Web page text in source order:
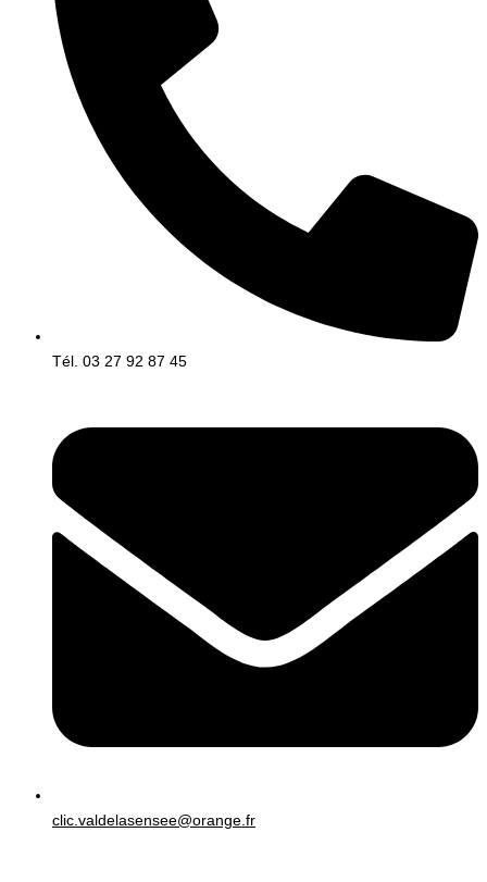
Tél. 03 27 92 87 45
clic.valdelasensee@orange.fr